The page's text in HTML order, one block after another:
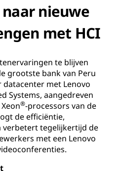
nieuwe
met HCI
te blijven
grootste bank van Peru
met Lenovo
Systems, aangedreven
Xeon®-processors van de
de efficiëntie,
tegelijkertijd de
met een Lenovo